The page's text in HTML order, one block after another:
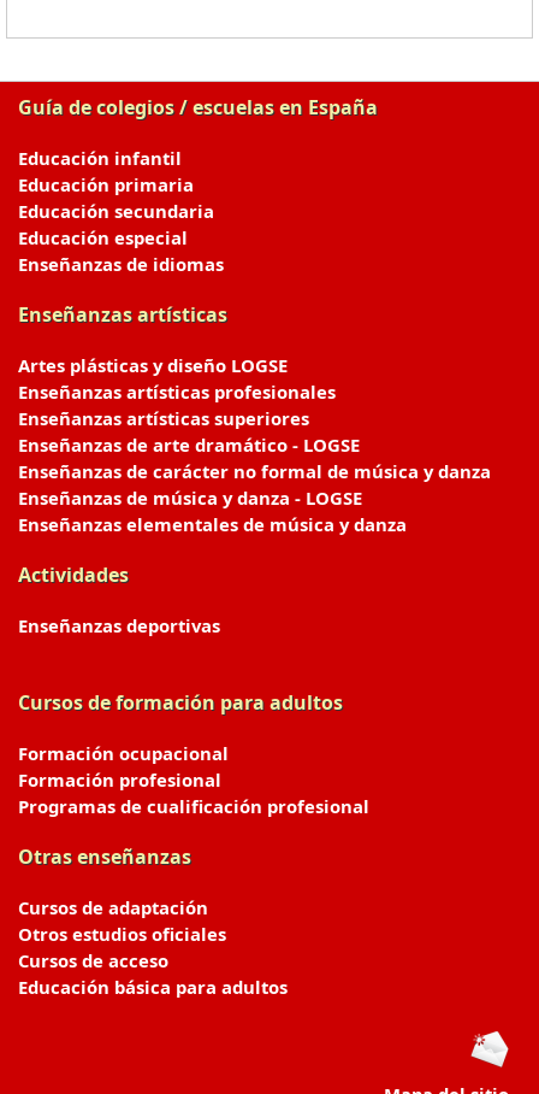
Guía de colegios / escuelas en España
Educación infantil
Educación primaria
Educación secundaria
Educación especial
Enseñanzas de idiomas
Enseñanzas artísticas
Artes plásticas y diseño LOGSE
Enseñanzas artísticas profesionales
Enseñanzas artísticas superiores
Enseñanzas de arte dramático - LOGSE
Enseñanzas de carácter no formal de música y danza
Enseñanzas de música y danza - LOGSE
Enseñanzas elementales de música y danza
Actividades
Enseñanzas deportivas
Cursos de formación para adultos
Formación ocupacional
Formación profesional
Programas de cualificación profesional
Otras enseñanzas
Cursos de adaptación
Otros estudios oficiales
Cursos de acceso
Educación básica para adultos